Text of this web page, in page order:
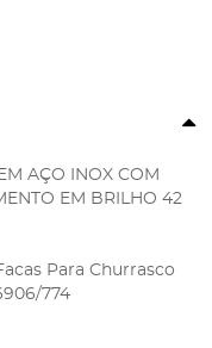
AÇO INOX COM
EM BRILHO 42
Para Churrasco
774